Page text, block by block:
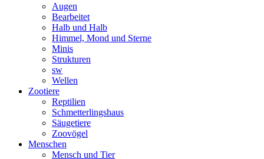
Augen
Bearbeitet
Halb und Halb
Himmel, Mond und Sterne
Minis
Strukturen
sw
Wellen
Zootiere
Reptilien
Schmetterlingshaus
Säugetiere
Zoovögel
Menschen
Mensch und Tier